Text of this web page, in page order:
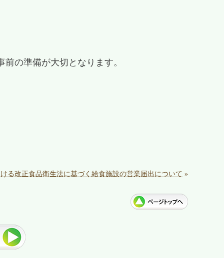
の準備が大切となります。
る改正食品衛生法に基づく給食施設の営業届出について »